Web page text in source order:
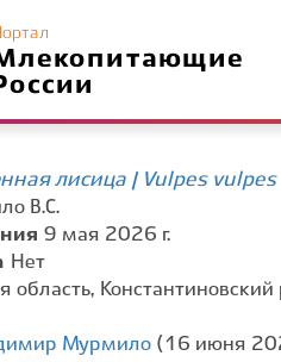
лисица | Vulpes vulpes
В.С.
9 мая 2026 г.
Нет
область,
Мурмило (16 июня